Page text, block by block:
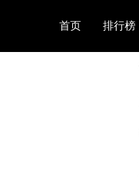
首页 排行榜